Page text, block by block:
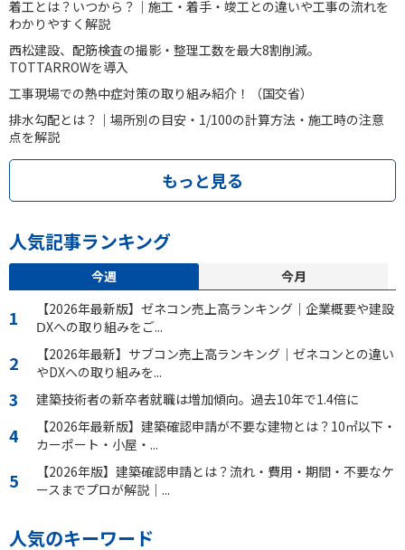
着工とは？いつから？｜施工・着手・竣工との違いや工事の流れを
わかりやすく解説
西松建設、配筋検査の撮影・整理工数を最大8割削減。
TOTTARROWを導入
工事現場での熱中症対策の取り組み紹介！（国交省）
排水勾配とは？｜場所別の目安・1/100の計算方法・施工時の注意
点を解説
もっと見る
人気記事ランキング
今週
今月
【2026年最新版】ゼネコン売上高ランキング｜企業概要や建設
ⅮXへの取り組みをご...
【2026年最新】サブコン売上高ランキング｜ゼネコンとの違い
やDXへの取り組みを...
建築技術者の新卒者就職は増加傾向。過去10年で1.4倍に
【2026年最新版】建築確認申請が不要な建物とは？10㎡以下・
カーポート・小屋・...
【2026年版】建築確認申請とは？流れ・費用・期間・不要なケ
ースまでプロが解説｜...
人気のキーワード